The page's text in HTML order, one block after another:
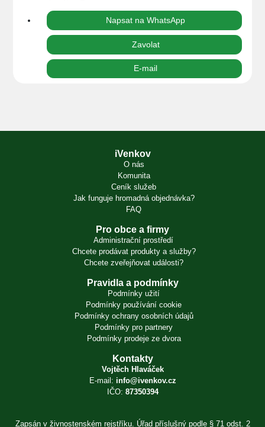
Napsat na WhatsApp
Zavolat
E-mail
iVenkov
O nás
Komunita
Ceník služeb
Jak funguje hromadná objednávka?
FAQ
Pro obce a firmy
Administrační prostředí
Chcete prodávat produkty a služby?
Chcete zveřejňovat události?
Pravidla a podmínky
Podmínky užití
Podmínky používání cookie
Podmínky ochrany osobních údajů
Podmínky pro partnery
Podmínky prodeje ze dvora
Kontakty
Vojtěch Hlaváček
E-mail: info@ivenkov.cz
IČO: 87350394
Zapsán v živnostenském rejstříku. Úřad příslušný podle § 71 odst. 2